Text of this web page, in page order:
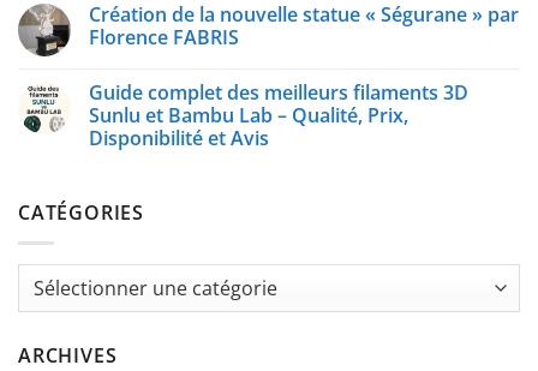
Création de la nouvelle statue « Ségurane » par
Florence FABRIS
Guide complet des meilleurs filaments 3D
Sunlu et Bambu Lab – Qualité, Prix,
Disponibilité et Avis
CATÉGORIES
Catégories
ARCHIVES